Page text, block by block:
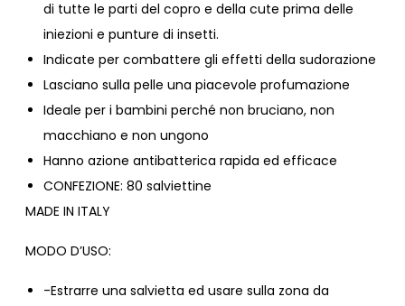
di tutte le parti del copro e della cute prima delle
iniezioni e punture di insetti.
Indicate per combattere gli effetti della sudorazione
Lasciano sulla pelle una piacevole profumazione
Ideale per i bambini perché non bruciano, non
macchiano e non ungono
Hanno azione antibatterica rapida ed efficace
CONFEZIONE: 80 salviettine
MADE IN ITALY
MODO D’USO:
-Estrarre una salvietta ed usare sulla zona da